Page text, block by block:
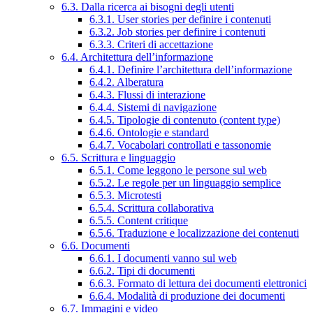
6.3. Dalla ricerca ai bisogni degli utenti
6.3.1. User stories per definire i contenuti
6.3.2. Job stories per definire i contenuti
6.3.3. Criteri di accettazione
6.4. Architettura dell’informazione
6.4.1. Definire l’architettura dell’informazione
6.4.2. Alberatura
6.4.3. Flussi di interazione
6.4.4. Sistemi di navigazione
6.4.5. Tipologie di contenuto (content type)
6.4.6. Ontologie e standard
6.4.7. Vocabolari controllati e tassonomie
6.5. Scrittura e linguaggio
6.5.1. Come leggono le persone sul web
6.5.2. Le regole per un linguaggio semplice
6.5.3. Microtesti
6.5.4. Scrittura collaborativa
6.5.5. Content critique
6.5.6. Traduzione e localizzazione dei contenuti
6.6. Documenti
6.6.1. I documenti vanno sul web
6.6.2. Tipi di documenti
6.6.3. Formato di lettura dei documenti elettronici
6.6.4. Modalità di produzione dei documenti
6.7. Immagini e video